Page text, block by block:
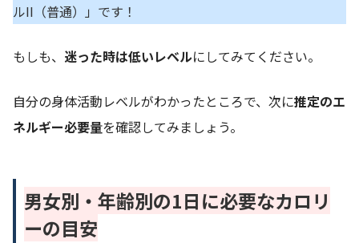
ルII（普通）」です！
もしも、 迷った時は低いレベルにしてみてください。
自分の身体活動レベルがわかったところで、次に推定のエ
ネルギー必要量を確認してみましょう。
男女別・年齢別の1日に必要なカロリ
ーの目安